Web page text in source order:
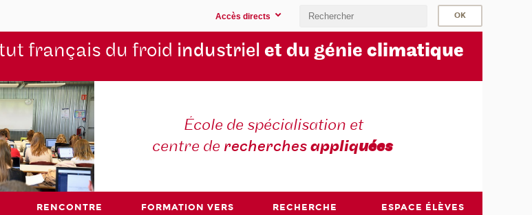
Accès directs
français du froid industriel et du génie climatique
École de spécialisation et
centre de recherchesappliquées
RENCONTRE
FORMATION VERS
RECHERCHE ESPACE ÉLÈVES